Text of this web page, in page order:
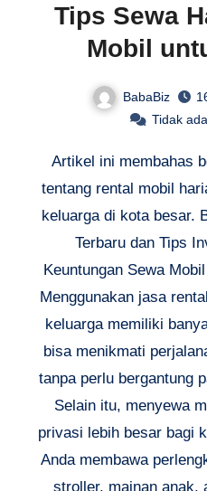
Tips Sewa
Mobil
BabaBiz
Tidak
Artikel ini membahas
tentang rental mobil
keluarga di kota besar.
Terbaru dan Tips
Keuntungan Sewa
Menggunakan jasa
keluarga memiliki
bisa menikmati
tanpa perlu bergantung
Selain itu, menyewa
privasi lebih besar bagi
Anda membawa
stroller, mainan anak,